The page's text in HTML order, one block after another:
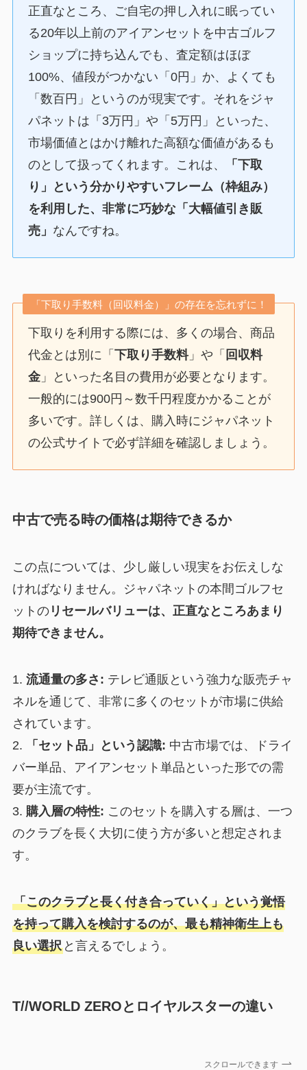
正直なところ、ご自宅の押し入れに眠ってい
る20年以上前のアイアンセットを中古ゴルフ
ショップに持ち込んでも、査定額はほぼ
100%、値段がつかない「0円」か、よくても
「数百円」というのが現実です。それをジャ
パネットは「3万円」や「5万円」といった、
市場価値とはかけ離れた高額な価値があるも
のとして扱ってくれます。これは、
「下取
り」という分かりやすいフレーム（枠組み）
を利用した、非常に巧妙な「大幅値引き販
売」 なんですね。
「下取り手数料（回収料金）」の存在を忘れずに！
下取りを利用する際には、多くの場合、商品
代金とは別に「下取り手数料」や「 回収料
金 」といった名目の費用が必要となります。
一般的には900円～数千円程度かかることが
多いです。詳しくは、購入時にジャパネット
の公式サイトで必ず詳細を確認しましょう。
中古で売る時の価格は期待できるか
この点については、少し厳しい現実をお伝えしな
ければなりません。ジャパネットの本間ゴルフセ
ットのリセールバリューは、正直なところあまり
期待できません。
1. 流通量の多さ: テレビ通販という強力な販売チャ
ネルを通じて、非常に多くのセットが市場に供給
されています。
2.
「セット品」という認識: 中古市場では、ドライ
バー単品、アイアンセット単品といった形での需
要が主流です。
3. 購入層の特性: このセットを購入する層は、一つ
のクラブを長く大切に使う方が多いと想定されま
す。
「このクラブと長く付き合っていく」という覚悟
を持って購入を検討するのが、最も精神衛生上も
良い選択と言えるでしょう。
T//WORLD ZEROとロイヤルスターの違い
スクロールできます